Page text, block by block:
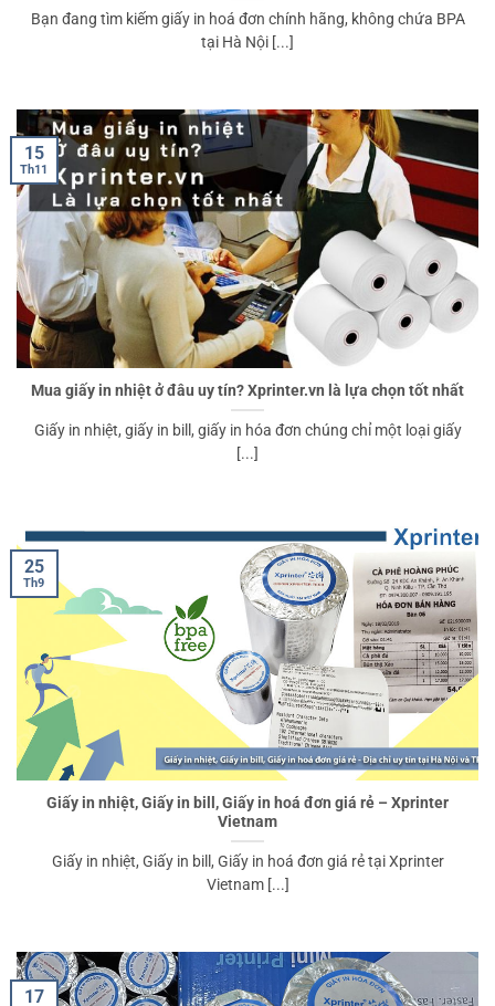
Bạn đang tìm kiếm giấy in hoá đơn chính hãng, không chứa BPA
tại Hà Nội [...]
Mua giấy in nhiệt ở đâu uy tín? Xprinter.vn là lựa chọn tốt nhất
Giấy in nhiệt, giấy in bill, giấy in hóa đơn chúng chỉ một loại giấy
[...]
15
Th11
Giấy in nhiệt, Giấy in bill, Giấy in hoá đơn giá rẻ – Xprinter
Vietnam
Giấy in nhiệt, Giấy in bill, Giấy in hoá đơn giá rẻ tại Xprinter
Vietnam [...]
25
Th9
17